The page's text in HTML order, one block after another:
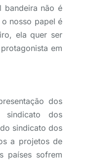
bandeira não é
nosso papel é
ela quer ser
em
dos
sindicato dos
sindicato dos
a projetos de
países sofrem